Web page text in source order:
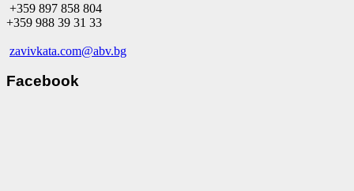
+359 897 858 804
+359 988 39 31 33
zavivkata.com@abv.bg
Facebook